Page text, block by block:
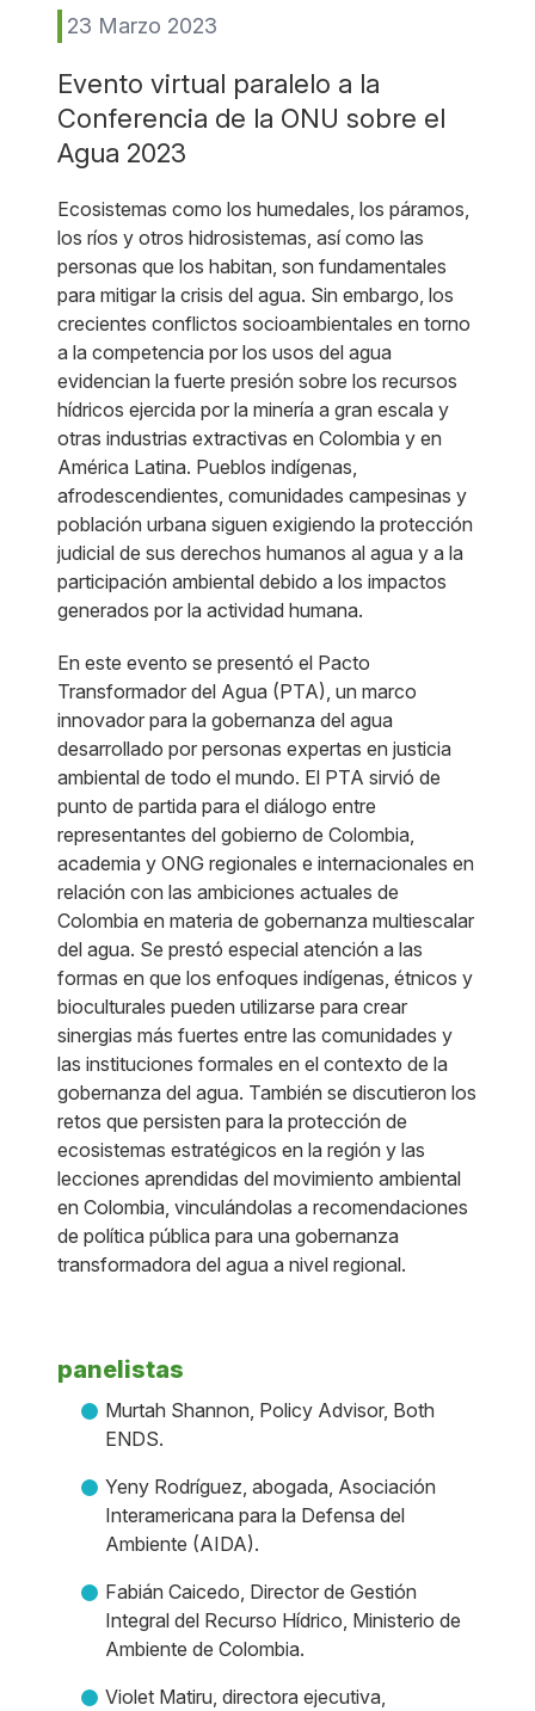
23 Marzo 2023
Evento virtual paralelo a la
Conferencia de la ONU sobre el
Agua 2023
Ecosistemas como los humedales, los páramos,
los ríos y otros hidrosistemas, así como las
personas que los habitan, son fundamentales
para mitigar la crisis del agua. Sin embargo, los
crecientes conflictos socioambientales en torno
a la competencia por los usos del agua
evidencian la fuerte presión sobre los recursos
hídricos ejercida por la minería a gran escala y
otras industrias extractivas en Colombia y en
América Latina. Pueblos indígenas,
afrodescendientes, comunidades campesinas y
población urbana siguen exigiendo la protección
judicial de sus derechos humanos al agua y a la
participación ambiental debido a los impactos
generados por la actividad humana.
En este evento se presentó el Pacto
Transformador del Agua (PTA), un marco
innovador para la gobernanza del agua
desarrollado por personas expertas en justicia
ambiental de todo el mundo. El PTA sirvió de
punto de partida para el diálogo entre
representantes del gobierno de Colombia,
academia y ONG regionales e internacionales en
relación con las ambiciones actuales de
Colombia en materia de gobernanza multiescalar
del agua. Se prestó especial atención a las
formas en que los enfoques indígenas, étnicos y
bioculturales pueden utilizarse para crear
sinergias más fuertes entre las comunidades y
las instituciones formales en el contexto de la
gobernanza del agua. También se discutieron los
retos que persisten para la protección de
ecosistemas estratégicos en la región y las
lecciones aprendidas del movimiento ambiental
en Colombia, vinculándolas a recomendaciones
de política pública para una gobernanza
transformadora del agua a nivel regional.
panelistas
Murtah Shannon, Policy Advisor, Both
ENDS.
Yeny Rodríguez, abogada, Asociación
Interamericana para la Defensa del
Ambiente (AIDA).
Fabián Caicedo, Director de Gestión
Integral del Recurso Hídrico, Ministerio de
Ambiente de Colombia.
Violet Matiru, directora ejecutiva,